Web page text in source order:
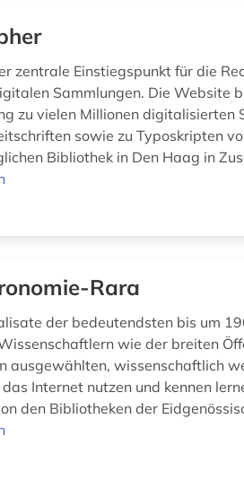
zentrale Einstiegspunkt für die
Sammlungen. Die Website
zu vielen Millionen digitalisierten
sowie zu Typoskripten
Bibliothek in Den Haag in
Rara
der bedeutendsten bis um
wie der breiten
ausgewählten, wissenschaftlich
Internet nutzen und kennen
den Bibliotheken der